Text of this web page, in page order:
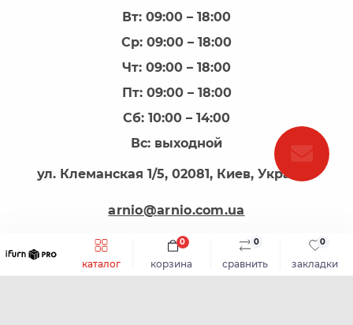
каталог сравнить
0
закладки
0
корзина
0
Вт: 09:00 – 18:00
Ср: 09:00 – 18:00
Чт: 09:00 – 18:00
Пт: 09:00 – 18:00
Сб: 10:00 – 14:00
Вс: выходной
ул. Клеманская 1/5, 02081, Киев, Украина
arnio@arnio.com.ua